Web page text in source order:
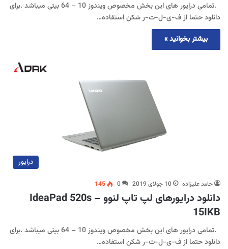
.تمامی درایور های این بخش مخصوص ویندوز 10 – 64 بیتی میباشد .برای
دانلود حتما از ف-ی-ل-ت-ر شکن استفاده…
بیشتر بخوانید »
درایور
حامد علیزاده 10 جولای 2019 0
145
دانلود درایورهای لپ تاپ لنوو IdeaPad 520s –
15IKB
.تمامی درایور های این بخش مخصوص ویندوز 10 – 64 بیتی میباشد .برای
دانلود حتما از ف-ی-ل-ت-ر شکن استفاده…